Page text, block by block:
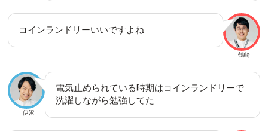
鶴崎
コインランドリーいいですよね
伊沢
電気止められている時期はコインランドリーで
洗濯しながら勉強してた